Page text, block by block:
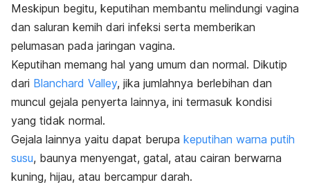
Meskipun begitu, keputihan membantu melindungi vagina
dan saluran kemih dari infeksi serta memberikan
pelumasan pada jaringan vagina.
Keputihan memang hal yang umum dan normal. Dikutip
dari Blanchard Valley, jika jumlahnya berlebihan dan
muncul gejala penyerta lainnya, ini termasuk kondisi
yang tidak normal.
Gejala lainnya yaitu dapat berupa keputihan warna putih
susu, baunya menyengat, gatal, atau cairan berwarna
kuning, hijau, atau bercampur darah.